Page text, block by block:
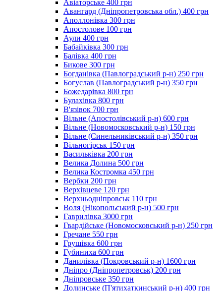
Авіаторське 400 грн
Авангард (Дніпропетровська обл.) 400 грн
Аполлонівка 300 грн
Апостолове 100 грн
Аули 400 грн
Бабайківка 300 грн
Балівка 400 грн
Бикове 300 грн
Богданівка (Павлоградський р-н) 250 грн
Богуслав (Павлоградський р-н) 350 грн
Божедарівка 800 грн
Булахівка 800 грн
В'язівок 700 грн
Вільне (Апостолівський р-н) 600 грн
Вільне (Новомосковський р-н) 150 грн
Вільне (Синельниківський р-н) 350 грн
Вільногірськ 150 грн
Васильківка 200 грн
Велика Долина 500 грн
Велика Костромка 450 грн
Вербки 200 грн
Верхівцеве 120 грн
Верхньодніпровськ 110 грн
Воля (Нікопольський р-н) 500 грн
Гаврилівка 3000 грн
Гвардійське (Новомосковський р-н) 250 грн
Гречане 550 грн
Грушівка 600 грн
Губиниха 600 грн
Данилівка (Покровський р-н) 1600 грн
Дніпро (Дніпропетровськ) 200 грн
Дніпровське 350 грн
Долинське (П'ятихаткинський р-н) 400 грн